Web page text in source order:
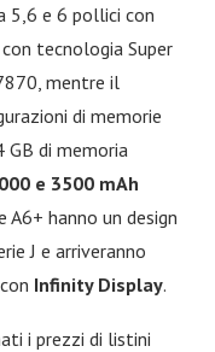
5,6 e 6 pollici con
tecnologia Super
mentre il
di memorie
GB di memoria
e 3500 mAh
A6+ hanno un design
J e arriveranno
Infinity Display.
i prezzi di listini